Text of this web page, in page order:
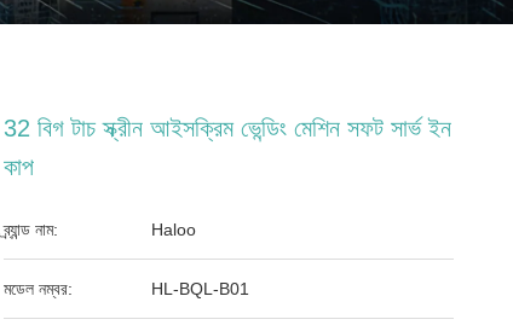
32 বিগ টাচ স্ক্রীন আইসক্রিম ভেন্ডিং মেশিন সফট সার্ভ ইন
কাপ
ব্র্যান্ড নাম: Haloo
মডেল নম্বর: HL-BQL-B01